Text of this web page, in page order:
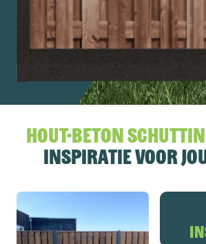
Hout-beton
inspiratie voor